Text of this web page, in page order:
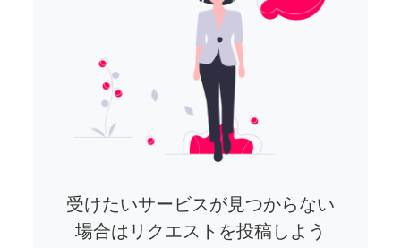
受けたいサービスが見つからない
場合はリクエストを投稿しよう